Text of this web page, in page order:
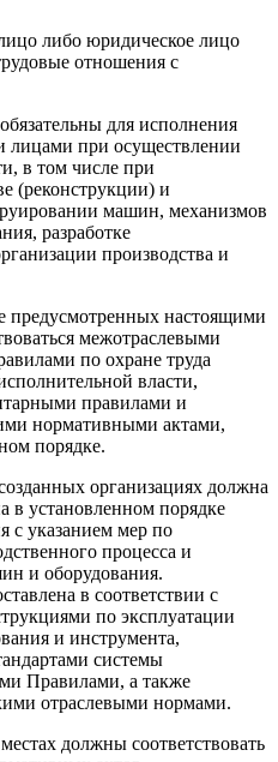
либо юридическое лицо
отношения с
для исполнения
при осуществлении
в том числе при
(реконструкции) и
машин, механизмов
разработке
производства и
предусмотренных настоящими
межотраслевыми
по охране труда
власти,
правилами и
нормативными актами,
порядке.
организациях должна
в установленном порядке
с указанием мер по
процесса и
и оборудования.
в соответствии с
по эксплуатации
и инструмента,
системы
Правилами, а также
отраслевыми нормами.
должны соответствовать